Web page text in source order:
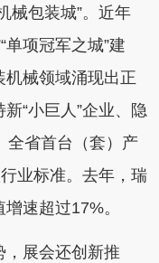
械包装城”。近年
单项冠军之城”建
械领域涌现出正
“小巨人”企业、隐
全省首台（套）产
业标准。去年，瑞
速超过17%。
展会还创新推